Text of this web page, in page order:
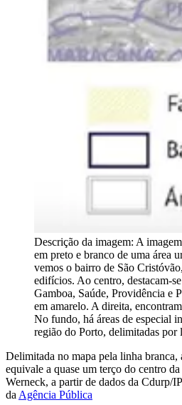
Descrição da imagem: A
em preto e branco de uma área
vemos o bairro de São
edifícios. Ao centro, destacam-
Gamboa, Saúde, Providência e
em amarelo. A direita,
No fundo, há áreas de especial
região do Porto, delimitadas por
Delimitada no mapa pela linha branca,
equivale a quase um terço do centro
Werneck, a partir de dados da Cdurp/
da Agência Pública